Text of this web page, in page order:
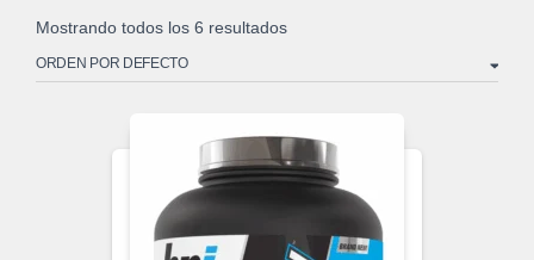
Mostrando todos los 6 resultados